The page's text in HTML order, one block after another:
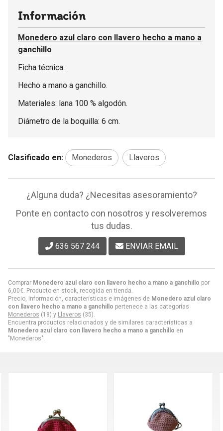
Comprar Monedero azul claro con llavero hecho a mano a ganchillo por
6,00€ . Producto en stock, recogida en tienda.
Precio, información, características e imágenes de Monedero azul claro
con llavero hecho a mano a ganchillo pertenece a las categorías
Monederos (18) y Llaveros (35).
Encuentra productos relacionados y de similares características a
Monedero azul claro con llavero hecho a mano a ganchillo en
"Monederos".
Información
Monedero azul claro con llavero hecho a mano a
ganchillo
Ficha técnica:
Hecho a mano a ganchillo.
Materiales: lana 100 % algodón.
Diámetro de la boquilla: 6 cm.
Clasificado en: Monederos Llaveros
¿Alguna duda? ¿Necesitas asesoramiento?
Ponte en contacto con nosotros y resolveremos
tus dudas.
636 567 244 ENVIAR EMAIL